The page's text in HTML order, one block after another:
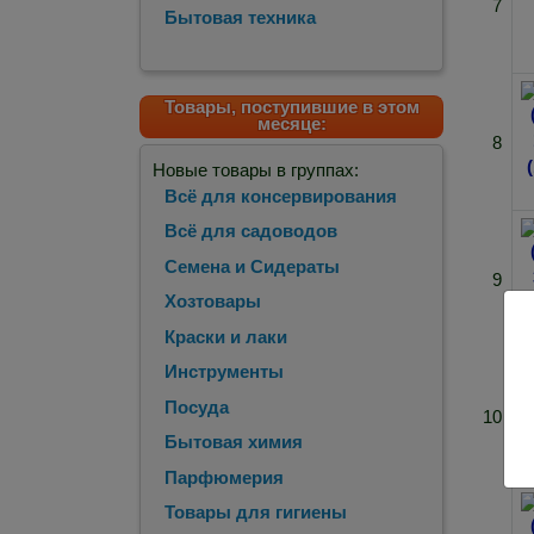
Бытовая техника
Товары, поступившие в этом
месяце:
Новые товары в группах:
Всё для консервирования
Всё для садоводов
Семена и Сидераты
Хозтовары
Краски и лаки
Инструменты
Посуда
Бытовая химия
Парфюмерия
Товары для гигиены
7
8
9
10